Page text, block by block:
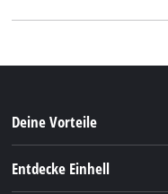
Deine Vorteile
Entdecke Einhell